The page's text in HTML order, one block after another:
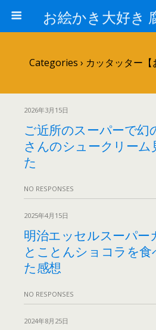
Categories › カッタッター【
2026年3月15日
ご近所のスーパーで幻の
さんのシュークリーム
た
NO RESPONSES
2025年4月15日
明治エッセルスーパー
とことんショコラを食
た感想
NO RESPONSES
2024年8月25日